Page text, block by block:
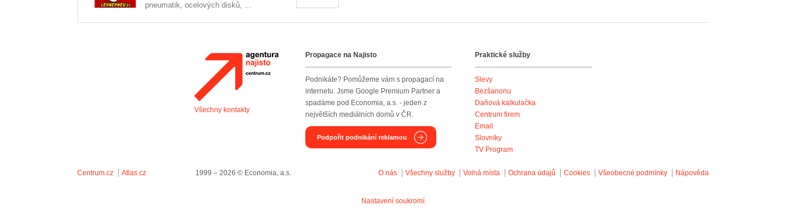
pneumatik, ocelových disků, ...
Agentura Najisto
Všechny kontakty
Propagace na Najisto
Podnikáte? Pomůžeme vám s propagací na
internetu. Jsme Google Premium Partner a
spadáme pod Economia, a.s. - jeden z
největších mediálních domů v ČR.
Podpořit podnikání reklamou
Praktické služby
Slevy
Bezšanonu
Daňová kalkulačka
Centrum firem
Email
Slovníky
TV Program
Centrum.cz Atlas.cz 1999 – 2026 © Economia, a.s. O nás Všechny služby Volná místa Ochrana údajů Cookies Všeobecné podmínky Nápověda
Nastavení soukromí